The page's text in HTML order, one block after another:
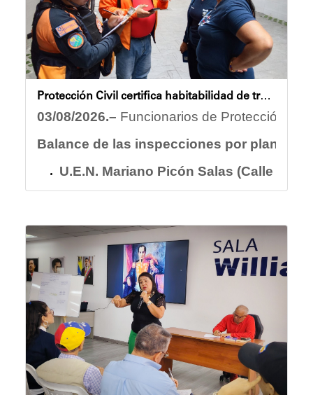
Basketball
Dominó
Fútbol sala
Ajedrez
Mini atletismo
Las competencias se disputan en lasProtección Civil certifica habitabilidad de tres planteles educativos en el municipio Sucre tras inspecciones técnicas
03/08/2026.– Funcionarios de Protección
Balance de las inspecciones por plantel:
U.E.N. Mariano Picón Salas (Calle
U.E.N. Dr. José de Jesús Arocha
Al respecto, el ingeniero Oscar Pino
El cuerpo directivo de las instituciones
“Me siento feliz y contenta de recibir a
Con estas acciones, la Alcaldía de Sucre y
Anyelimar Sierra